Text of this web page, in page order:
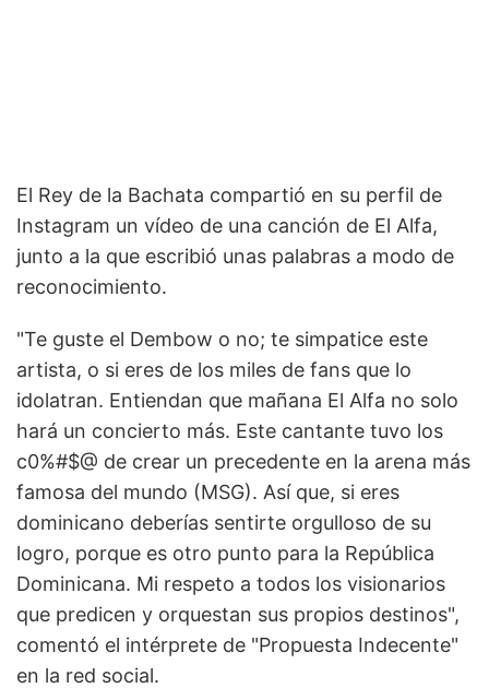
El Rey de la Bachata compartió en su perfil de
Instagram un vídeo de una canción de El Alfa,
junto a la que escribió unas palabras a modo de
reconocimiento.
"Te guste el Dembow o no; te simpatice este
artista, o si eres de los miles de fans que lo
idolatran. Entiendan que mañana El Alfa no solo
hará un concierto más. Este cantante tuvo los
c0%#$@ de crear un precedente en la arena más
famosa del mundo (MSG). Así que, si eres
dominicano deberías sentirte orgulloso de su
logro, porque es otro punto para la República
Dominicana. Mi respeto a todos los visionarios
que predicen y orquestan sus propios destinos",
comentó el intérprete de "Propuesta Indecente"
en la red social.